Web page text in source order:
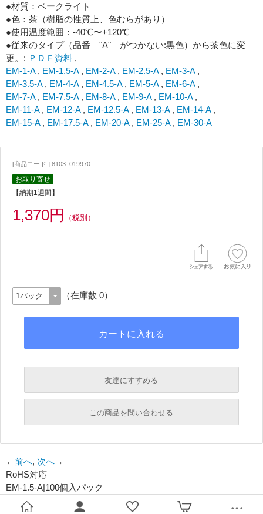
●材質：ベークライト
●色：茶（樹脂の性質上、色むらがあり）
●使用温度範囲：-40℃〜+120℃
●従来のタイプ（品番 "A" がつかない:黒色）から茶色に変
更。: ＰＤＦ資料 ,
EM-1-A, EM-1.5-A, EM-2-A, EM-2.5-A, EM-3-A,
EM-3.5-A, EM-4-A, EM-4.5-A, EM-5-A, EM-6-A,
EM-7-A, EM-7.5-A, EM-8-A, EM-9-A, EM-10-A,
EM-11-A, EM-12-A, EM-12.5-A, EM-13-A, EM-14-A,
EM-15-A, EM-17.5-A, EM-20-A, EM-25-A, EM-30-A
[商品コード ] 8103_019970
お取り寄せ
【納期1週間】
1,370円 （税別）
（在庫数 0）
友達にすすめる
必須
この商品を問い合わせる
必須
←前へ, 次へ→
RoHS対応
EM-1.5-A|100個入パック